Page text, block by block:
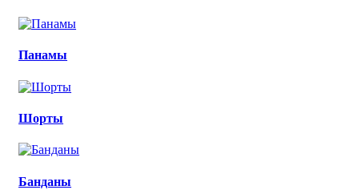
Панамы
Шорты
Банданы